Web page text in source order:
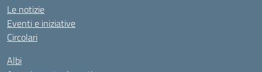
Le notizie
Eventi e iniziative
Circolari
Albi